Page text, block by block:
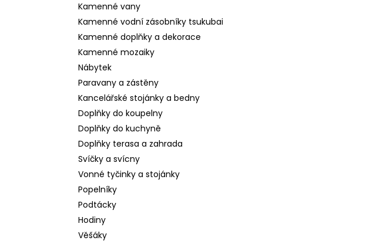
Kamenné vany
Kamenné vodní zásobníky tsukubai
Kamenné doplňky a dekorace
Kamenné mozaiky
Nábytek
Paravany a zástěny
Kancelářské stojánky a bedny
Doplňky do koupelny
Doplňky do kuchyně
Doplňky terasa a zahrada
Svíčky a svícny
Vonné tyčinky a stojánky
Popelníky
Podtácky
Hodiny
Věšáky